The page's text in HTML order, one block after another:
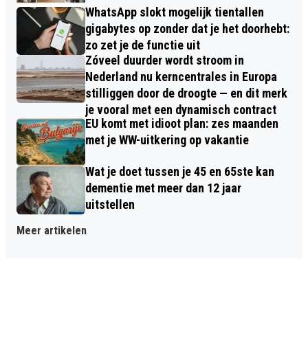
WhatsApp slokt mogelijk tientallen
gigabytes op zonder dat je het doorhebt:
zo zet je de functie uit
Zóveel duurder wordt stroom in
Nederland nu kerncentrales in Europa
stilliggen door de droogte — en dit merk
je vooral met een dynamisch contract
EU komt met idioot plan: zes maanden
met je WW-uitkering op vakantie
Wat je doet tussen je 45 en 65ste kan
dementie met meer dan 12 jaar
uitstellen
Meer artikelen